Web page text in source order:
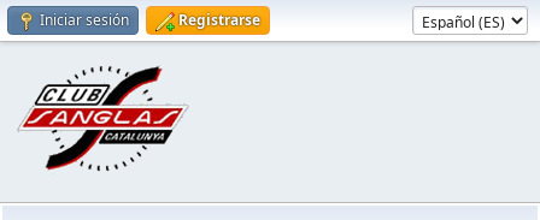
Iniciar sesión Registrarse